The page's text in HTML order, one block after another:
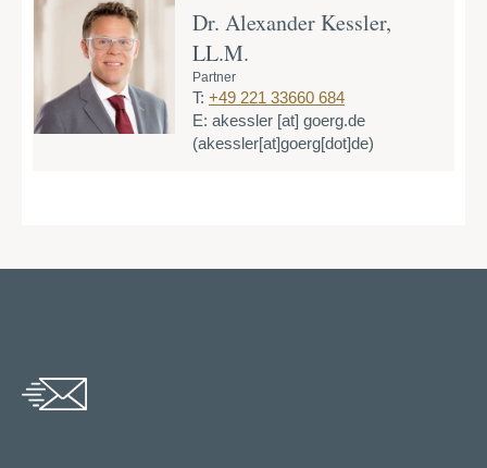
Dr. Alexander Kessler,
LL.M.
Partner
T: +49 221 33660 684
E: akessler [at] goerg.de
(akessler[at]goerg[dot]de)